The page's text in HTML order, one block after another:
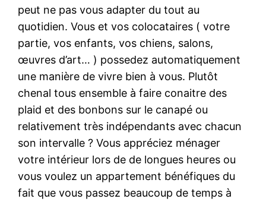
peut ne pas vous adapter du tout au
quotidien. Vous et vos colocataires ( votre
partie, vos enfants, vos chiens, salons,
œuvres d’art… ) possedez automatiquement
une manière de vivre bien à vous. Plutôt
chenal tous ensemble à faire conaitre des
plaid et des bonbons sur le canapé ou
relativement très indépendants avec chacun
son intervalle ? Vous appréciez ménager
votre intérieur lors de de longues heures ou
vous voulez un appartement bénéfiques du
fait que vous passez beaucoup de temps à